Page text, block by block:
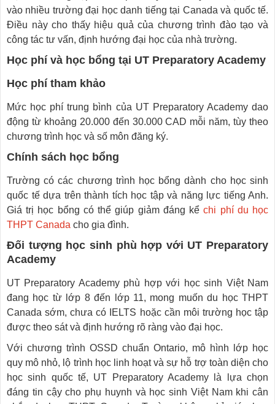
vào nhiều trường đại học danh tiếng tại Canada và quốc tế.
Điều này cho thấy hiệu quả của chương trình đào tạo và
công tác tư vấn, định hướng đại học của nhà trường.
Học phí và học bổng tại UT Preparatory Academy
Học phí tham khảo
Mức học phí trung bình của UT Preparatory Academy dao
động từ khoảng 20.000 đến 30.000 CAD mỗi năm, tùy theo
chương trình học và số môn đăng ký.
Chính sách học bổng
Trường có các chương trình học bổng dành cho học sinh
quốc tế dựa trên thành tích học tập và năng lực tiếng Anh.
Giá trị học bổng có thể giúp giảm đáng kểchi phí du học
THPT Canada cho gia đình.
Đối tượng học sinh phù hợp với UT Preparatory
Academy
UT Preparatory Academy phù hợp với học sinh Việt Nam
đang học từ lớp 8 đến lớp 11, mong muốn du học THPT
Canada sớm, chưa có IELTS hoặc cần môi trường học tập
được theo sát và định hướng rõ ràng vào đại học.
Với chương trình OSSD chuẩn Ontario, mô hình lớp học
quy mô nhỏ, lộ trình học linh hoạt và sự hỗ trợ toàn diện cho
học sinh quốc tế, UT Preparatory Academy là lựa chọn
đáng tin cậy cho phụ huynh và học sinh Việt Nam khi cân